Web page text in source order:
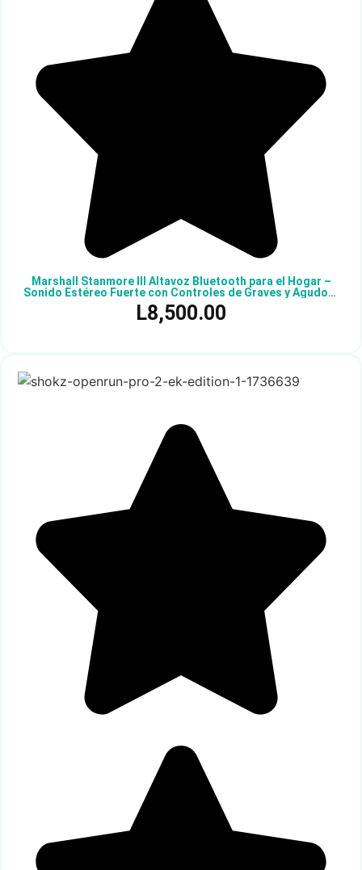
Marshall Stanmore III Altavoz Bluetooth para el Hogar –
Sonido Estéreo Fuerte con Controles de Graves y Agudos |
Alimentado con Enchufe | Compatible con Tocadiscos |
Entradas RCA y Auxiliar de 3.5 mm
L8,500.00